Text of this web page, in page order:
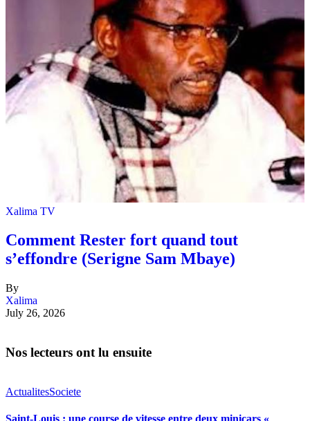
Xalima TV
Comment Rester fort quand tout
s’effondre (Serigne Sam Mbaye)
By
Xalima
July 26, 2026
Nos lecteurs ont lu ensuite
ActualitesSociete
Saint-Louis : une course de vitesse entre deux minicars «